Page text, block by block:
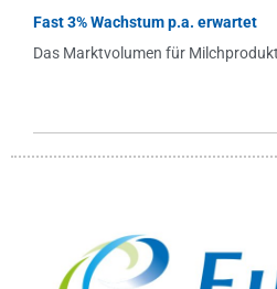
Fast 3% Wachstum p.a. erwartet
Das Marktvolumen für